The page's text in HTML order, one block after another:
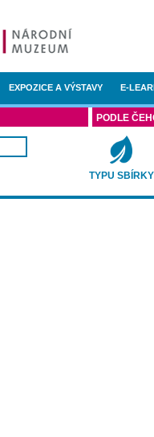
EXPOZICE A VÝSTAVY E-
PODLE
TYPU SBÍRKY